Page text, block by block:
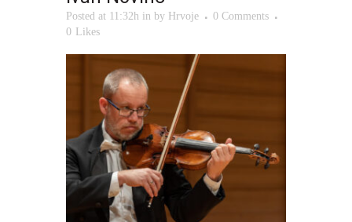
Posted at 11:32h in by Hrvoje
0 Comments
0 Likes